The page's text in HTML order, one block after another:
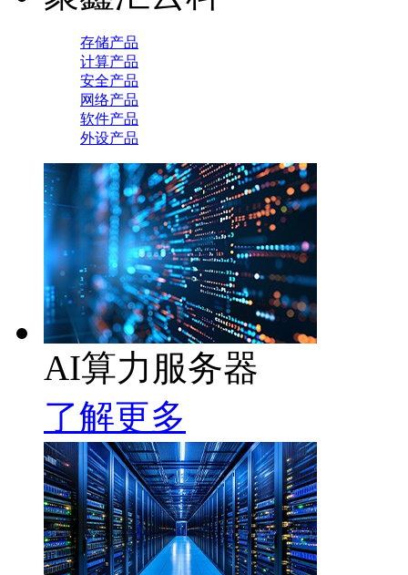
存储产品
计算产品
安全产品
网络产品
软件产品
外设产品
AI算力服务器
了解更多